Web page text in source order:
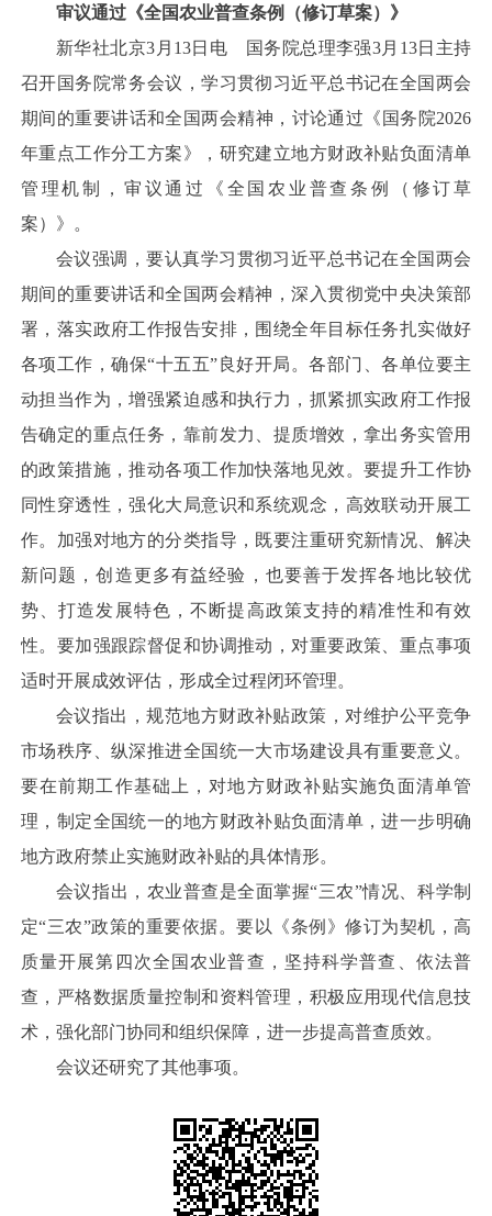
审议通过《全国农业普查条例（修订草案）》
新华社北京3月13日电 国务院总理李强3月13日主持
召开国务院常务会议，学习贯彻习近平总书记在全国两会
期间的重要讲话和全国两会精神，讨论通过《国务院2026
年重点工作分工方案》，研究建立地方财政补贴负面清单
管理机制，审议通过《全国农业普查条例（修订草
案）》。
会议强调，要认真学习贯彻习近平总书记在全国两会
期间的重要讲话和全国两会精神，深入贯彻党中央决策部
署，落实政府工作报告安排，围绕全年目标任务扎实做好
各项工作，确保“十五五”良好开局。各部门、各单位要主
动担当作为，增强紧迫感和执行力，抓紧抓实政府工作报
告确定的重点任务，靠前发力、提质增效，拿出务实管用
的政策措施，推动各项工作加快落地见效。要提升工作协
同性穿透性，强化大局意识和系统观念，高效联动开展工
作。加强对地方的分类指导，既要注重研究新情况、解决
新问题，创造更多有益经验，也要善于发挥各地比较优
势、打造发展特色，不断提高政策支持的精准性和有效
性。要加强跟踪督促和协调推动，对重要政策、重点事项
适时开展成效评估，形成全过程闭环管理。
会议指出，规范地方财政补贴政策，对维护公平竞争
市场秩序、纵深推进全国统一大市场建设具有重要意义。
要在前期工作基础上，对地方财政补贴实施负面清单管
理，制定全国统一的地方财政补贴负面清单，进一步明确
地方政府禁止实施财政补贴的具体情形。
会议指出，农业普查是全面掌握“三农”情况、科学制
定“三农”政策的重要依据。要以《条例》修订为契机，高
质量开展第四次全国农业普查，坚持科学普查、依法普
查，严格数据质量控制和资料管理，积极应用现代信息技
术，强化部门协同和组织保障，进一步提高普查质效。
会议还研究了其他事项。